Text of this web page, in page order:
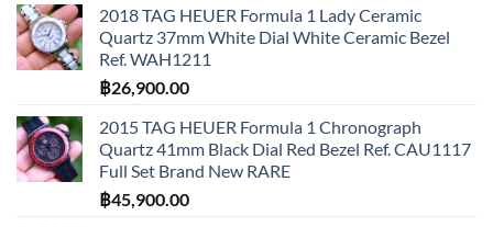
2018 TAG HEUER Formula 1 Lady Ceramic
Quartz 37mm White Dial White Ceramic Bezel
Ref. WAH1211
฿26,900.00
2015 TAG HEUER Formula 1 Chronograph
Quartz 41mm Black Dial Red Bezel Ref. CAU1117
Full Set Brand New RARE
฿45,900.00